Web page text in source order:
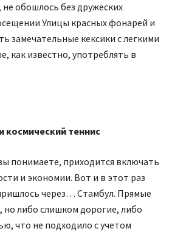
обошлось без дружеских
Улицы красных фонарей и
замечательные кексики с легкими
как известно, употреблять в
теннис
понимаете, приходится включать
и экономии. Вот и в этот раз
через… Стамбул. Прямые
но либо слишком дорогие, либо
что не подходило с учетом